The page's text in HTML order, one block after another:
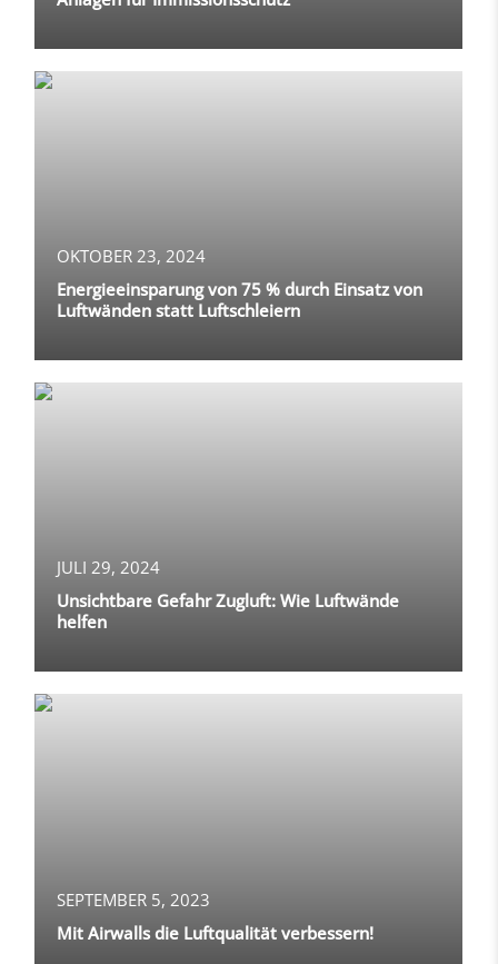
OKTOBER 23, 2024
Energieeinsparung von 75 % durch Einsatz von
Luftwänden statt Luftschleiern
JULI 29, 2024
Unsichtbare Gefahr Zugluft: Wie Luftwände
helfen
SEPTEMBER 5, 2023
Mit Airwalls die Luftqualität verbessern!